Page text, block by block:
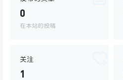
0
在本站的投稿
关注
1